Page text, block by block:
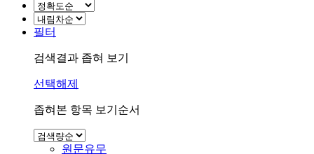
필터
검색결과 좁혀 보기
선택해제
좁혀본 항목 보기순서
원문유무